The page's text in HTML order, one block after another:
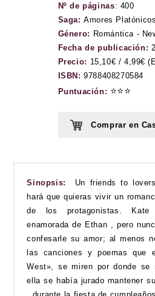
Nº de páginas: 400
Saga:Amores
Género: Romántica -
Fecha de publicación:
Precio: 15,10€ / 4,99€
ISBN: 9788408270584
Puntuación: ⭐⭐⭐
Comprar en
Sinopsis:
Un friends to
hará que quieras vivir un
de los protagonistas.
enamorada de Ethan , pero
confesarle su amor; al menos
las canciones y poemas que
West», se miren por donde se
ella se había jurado mantener